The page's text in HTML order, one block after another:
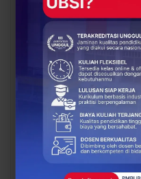
BERITA
Dosen UBSI Surakarta
Ikuti Pelatihan Nasional
Persiapan Studi Lanjut
ke Luar Negeri